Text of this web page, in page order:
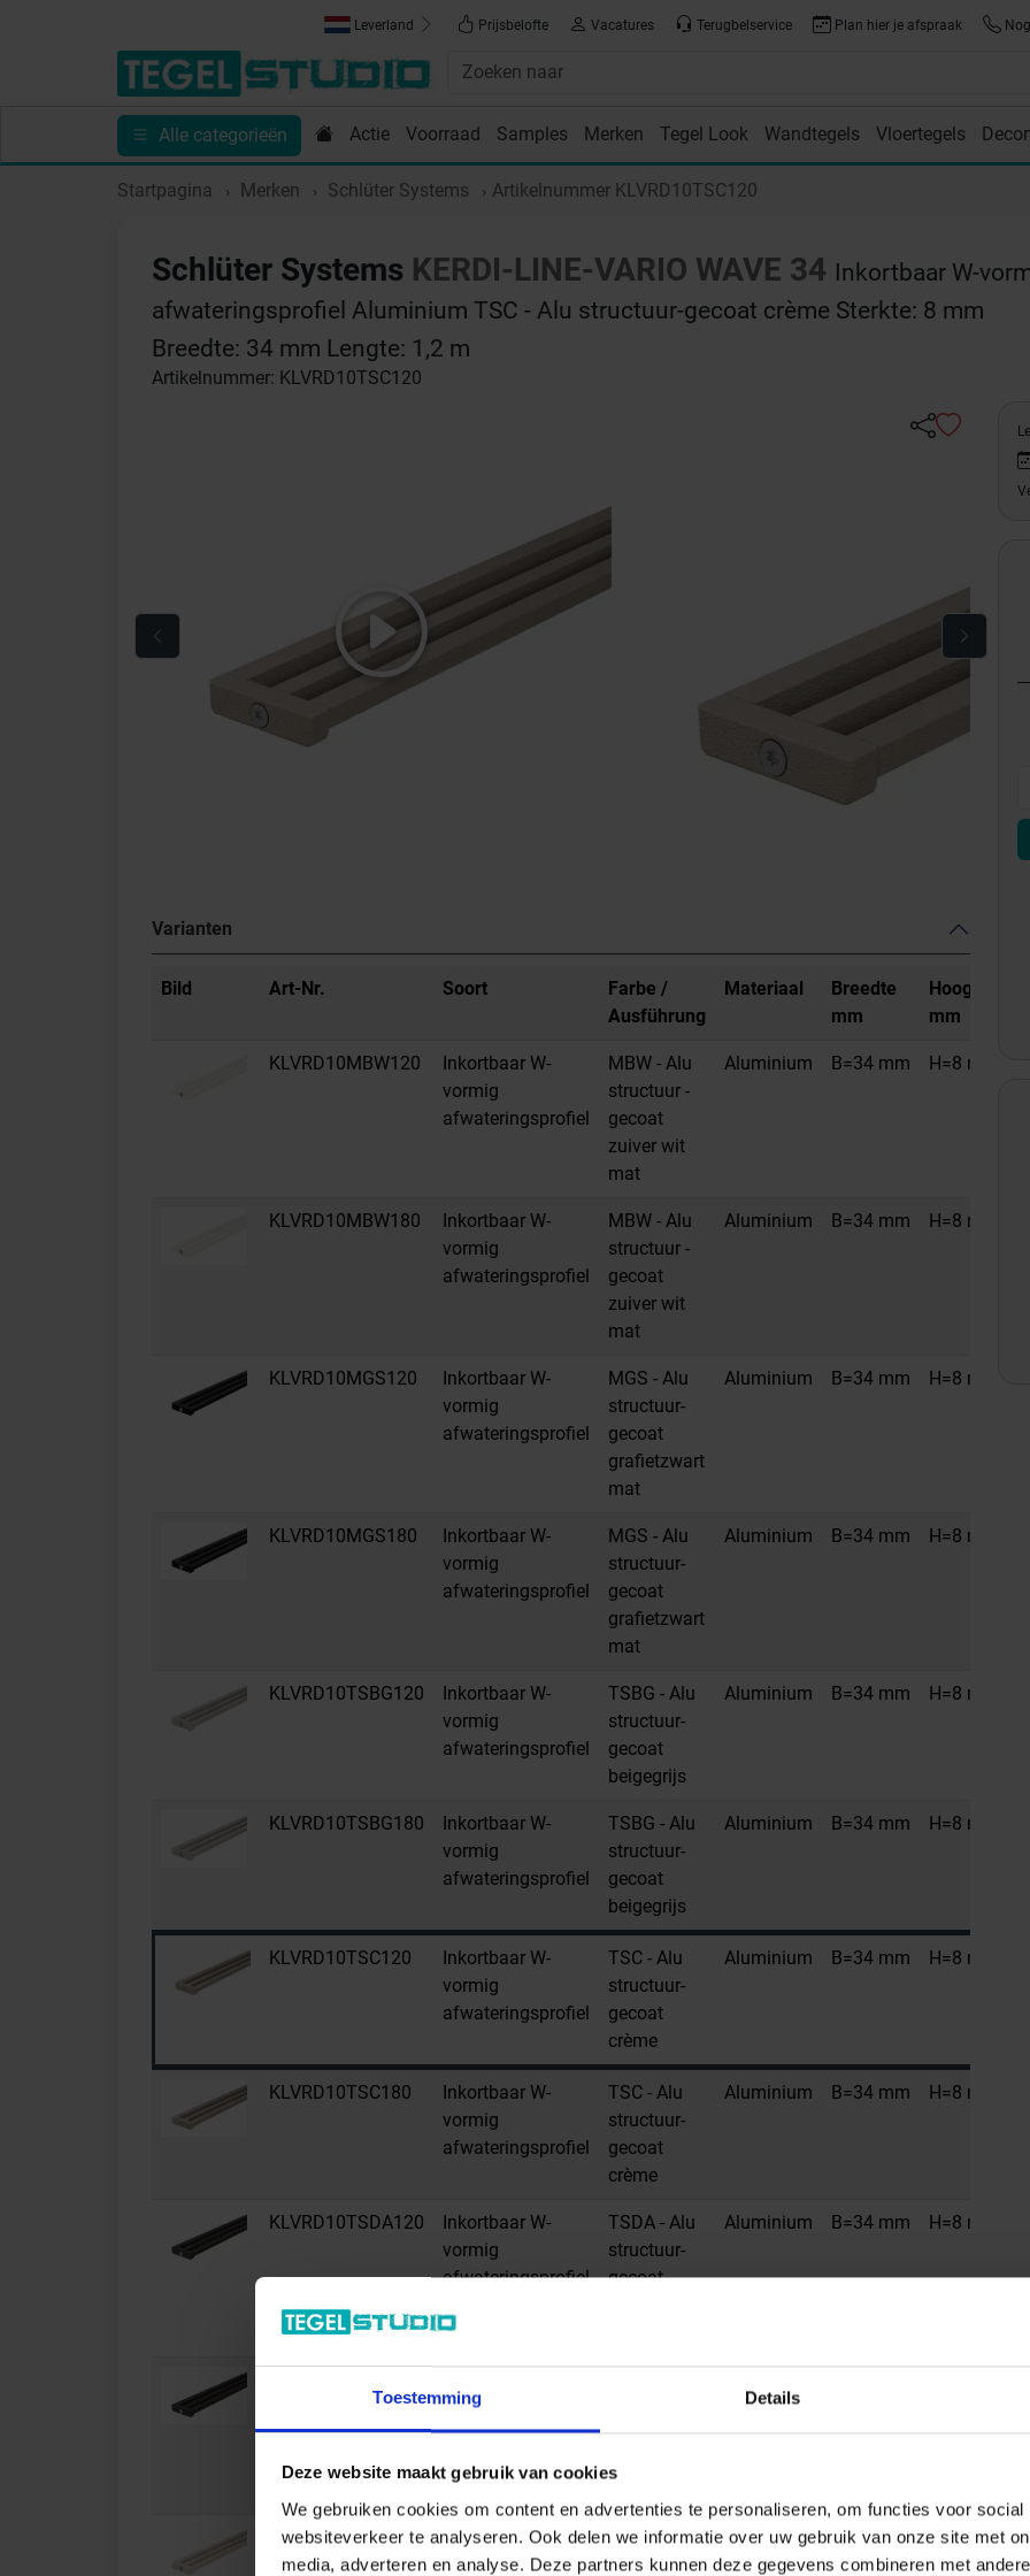
Toestemming Details
Deze website maakt gebruik van cookies
We gebruiken cookies om content en advertenties te personaliseren, om functies voor social
websiteverkeer te analyseren. Ook delen we informatie over uw gebruik van onze site met
media, adverteren en analyse. Deze partners kunnen deze gegevens combineren met
Leverland Prijsbelofte Vacatures Terugbelservice Plan hier je afspraak Nog
Alle categorieën Actie Voorraad Samples Merken Tegel Look Wandtegels Vloertegels
Toebehoren Sanitair Tips en Inspiratie Showroom
Startpagina Merken Schlüter Systems Artikelnummer KLVRD10TSC120
Schlüter Systems KERDI-LINE-VARIO WAVE 34 Inkortbaar W-
afwateringsprofiel Aluminium TSC - Alu structuur-gecoat crème Sterkte: 8 mm
Breedte: 34 mm Lengte: 1,2 m
Artikelnummer: KLVRD10TSC120
Varianten
Bild Art-Nr. Soort
Farbe /
Ausführung
Materiaal
Breedte
mm
Hoogte
mm
KLVRD10MBW120
Inkortbaar W-
vormig
afwateringsprofiel
MBW - Alu
structuur -
gecoat
zuiver wit
mat
Aluminium B=34 mm H=8 mm
KLVRD10MBW180
Inkortbaar W-
vormig
afwateringsprofiel
MBW - Alu
structuur -
gecoat
zuiver wit
mat
Aluminium B=34 mm H=8 mm
KLVRD10MGS120
Inkortbaar W-
vormig
afwateringsprofiel
MGS - Alu
structuur-
gecoat
grafietzwart
mat
Aluminium B=34 mm H=8 mm
KLVRD10MGS180
Inkortbaar W-
vormig
afwateringsprofiel
MGS - Alu
structuur-
gecoat
grafietzwart
mat
Aluminium B=34 mm H=8 mm
KLVRD10TSBG120
Inkortbaar W-
vormig
afwateringsprofiel
TSBG - Alu
structuur-
gecoat
beigegrijs
Aluminium B=34 mm H=8 mm
KLVRD10TSBG180
Inkortbaar W-
vormig
afwateringsprofiel
TSBG - Alu
structuur-
gecoat
beigegrijs
Aluminium B=34 mm H=8 mm
KLVRD10TSC120
Inkortbaar W-
vormig
afwateringsprofiel
TSC - Alu
structuur-
gecoat
crème
Aluminium B=34 mm H=8 mm
KLVRD10TSC180
Inkortbaar W-
vormig
afwateringsprofiel
TSC - Alu
structuur-
gecoat
crème
Aluminium B=34 mm H=8 mm
KLVRD10TSDA120
Inkortbaar W-
vormig
afwateringsprofiel
TSDA - Alu
structuur-
gecoat
Aluminium B=34 mm H=8 mm
vormig
afwateringsprofiel
gecoat
KLVRD10TSI120
Inkortbaar W-
vormig
TSI - Alu
structuur-
Aluminium B=34 mm H=8 mm